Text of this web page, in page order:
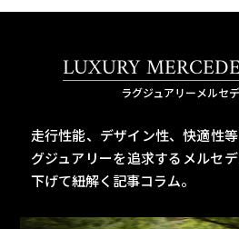
LUXURY
ラグジュアリーメルセ
走行性能、デザイン性、快適性
グジュアリーを追求するメルセデ
下げて紐解く記事コラム。